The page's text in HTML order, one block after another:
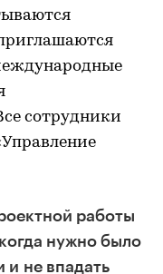
сотрудники
работы
нужно было
и не впадать